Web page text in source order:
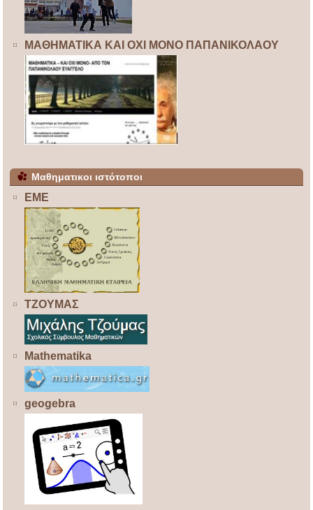
ΜΑΘΗΜΑΤΙΚΑ ΚΑΙ ΟΧΙ ΜΟΝΟ ΠΑΠΑΝΙΚΟΛΑΟΥ
Μαθηματικοι ιστότοποι
ΕΜΕ
ΤΖΟΥΜΑΣ
Mathematika
geogebra